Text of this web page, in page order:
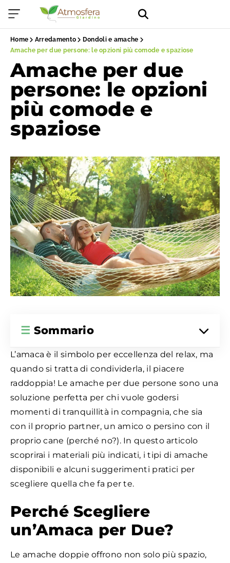
Home Arredamento
Dondoli e amache
Amache per due persone: le opzioni più comode e spaziose
Amache per due
persone: le opzioni
più comode e
spaziose
☰ Sommario
L’amaca è il simbolo per eccellenza del relax, ma
quando si tratta di condividerla, il piacere
raddoppia! Le amache per due persone sono una
soluzione perfetta per chi vuole godersi
momenti di tranquillità in compagnia, che sia
con il proprio partner, un amico o persino con il
proprio cane (perché no?). In questo articolo
scoprirai i materiali più indicati, i tipi di amache
disponibili e alcuni suggerimenti pratici per
scegliere quella che fa per te.
Perché Scegliere
un’Amaca per Due?
Le amache doppie offrono non solo più spazio,